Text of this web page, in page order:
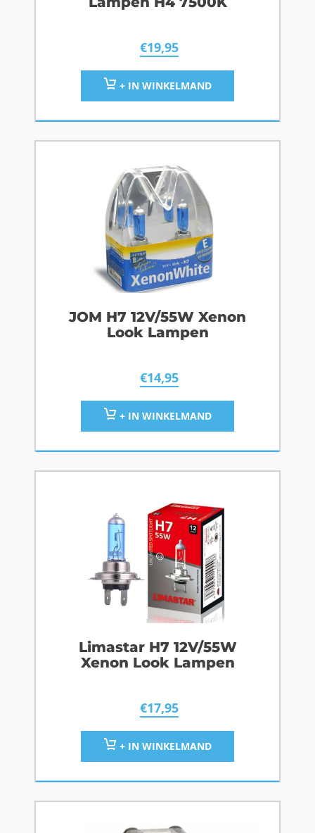
€19,95
+ IN WINKELMAND
JOM H7 12V/55W Xenon
Look Lampen
€14,95
+ IN WINKELMAND
Limastar H7 12V/55W
Xenon Look Lampen
€17,95
+ IN WINKELMAND